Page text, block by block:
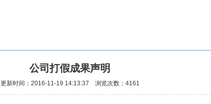
公司打假成果声明
更新时间：2016-11-19 14:13:37 浏览次数：4161